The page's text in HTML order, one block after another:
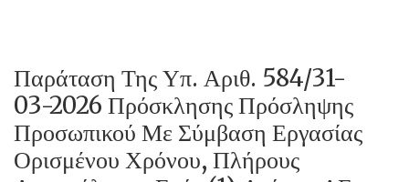
Παράταση Της Υπ. Αριθ. 584/31-
03-2026 Πρόσκλησης Πρόσληψης
Προσωπικού Με Σύμβαση Εργασίας
Ορισμένου Χρόνου, Πλήρους